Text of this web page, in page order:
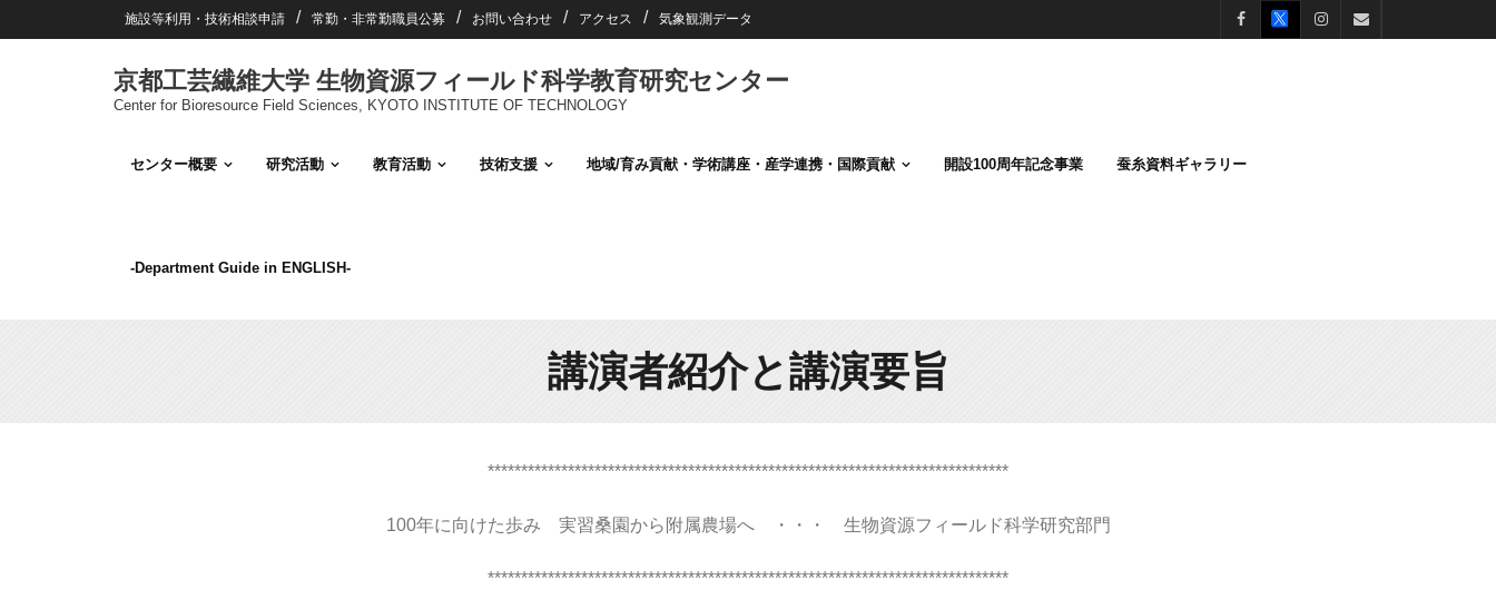
to
施設等利用・技術相談申請 常勤・非常勤職員公募 お問い合わせ アクセス 気象観測データ
京都工芸繊維大学 生物資源フィールド科学教育研究センター
Center for Bioresource Field Sciences, KYOTO INSTITUTE OF TECHNOLOGY
センター概要 研究活動 教育活動 技術支援 地域/育み貢献・学術講座・産学連携・国際貢献 開設100周年記念事業 蚕糸資料ギャラリー
-Department Guide in ENGLISH-
講演者紹介と講演要旨
******************************************************************************
100年に向けた歩み 実習桑園から附属農場へ ・・・ 生物資源フィールド科学研究部門
******************************************************************************